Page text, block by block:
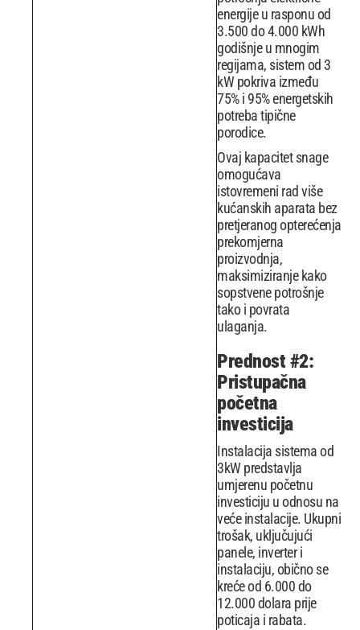
energije u rasponu od
3.500 do 4.000 kWh
godišnje u mnogim
regijama, sistem od 3
kW pokriva između
75% i 95% energetskih
potreba tipične
porodice.
Ovaj kapacitet snage
omogućava
istovremeni rad više
kućanskih aparata bez
pretjeranog opterećenja
prekomjerna
proizvodnja,
maksimiziranje kako
sopstvene potrošnje
tako i povrata
ulaganja.
Prednost #2:
Pristupačna
početna
investicija
Instalacija sistema od
3kW predstavlja
umjerenu početnu
investiciju u odnosu na
veće instalacije. Ukupni
trošak, uključujući
panele, inverter i
instalaciju, obično se
kreće od 6.000 do
12.000 dolara prije
poticaja i rabata.